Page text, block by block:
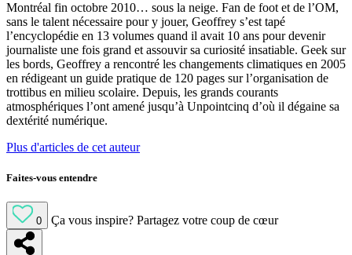
Montréal fin octobre 2010… sous la neige. Fan de foot et de l’OM,
sans le talent nécessaire pour y jouer, Geoffrey s’est tapé
l’encyclopédie en 13 volumes quand il avait 10 ans pour devenir
journaliste une fois grand et assouvir sa curiosité insatiable. Geek sur
les bords, Geoffrey a rencontré les changements climatiques en 2005
en rédigeant un guide pratique de 120 pages sur l’organisation de
trottibus en milieu scolaire. Depuis, les grands courants
atmosphériques l’ont amené jusqu’à Unpointcinq d’où il dégaine sa
dextérité numérique.
Plus d'articles de cet auteur
Faites-vous entendre
0 Ça vous inspire? Partagez votre coup de cœur